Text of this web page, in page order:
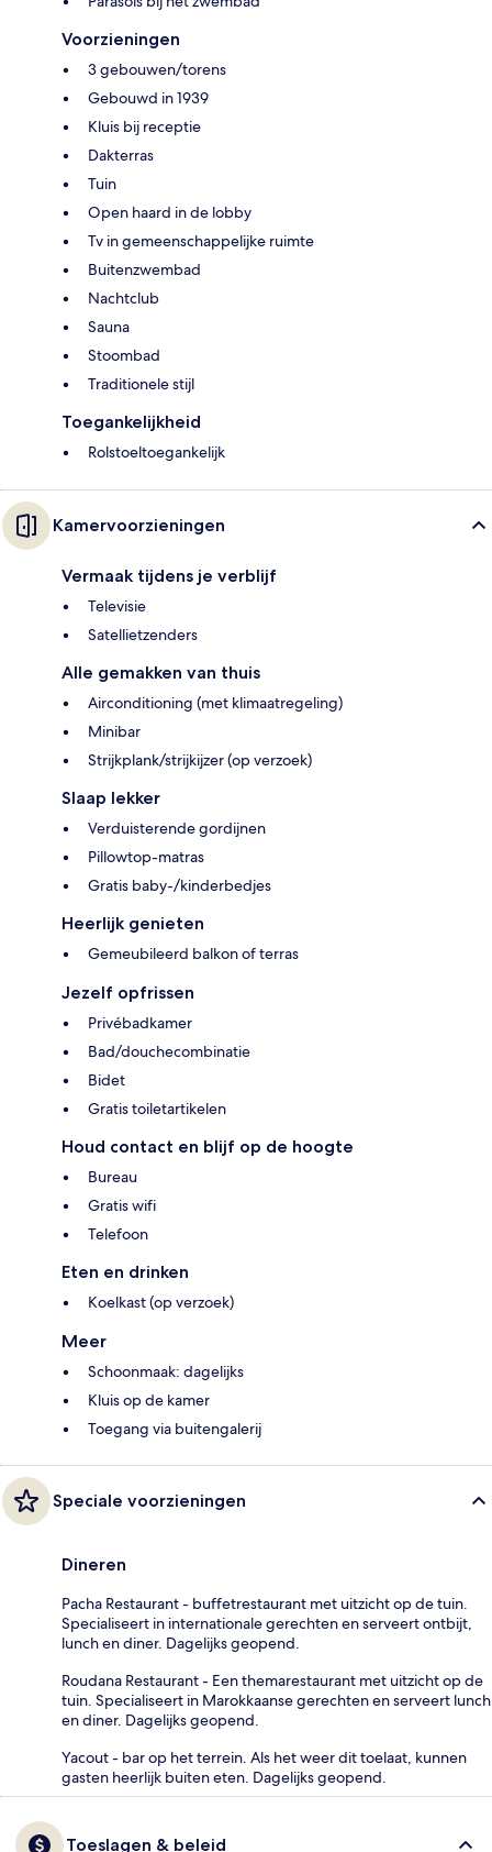
Voorzieningen
3 gebouwen/torens
Gebouwd in 1939
Kluis bij receptie
Dakterras
Tuin
Open haard in de lobby
Tv in gemeenschappelijke ruimte
Buitenzwembad
Nachtclub
Sauna
Stoombad
Traditionele stijl
Toegankelijkheid
Rolstoeltoegankelijk
Kamervoorzieningen
Vermaak tijdens je verblijf
Televisie
Satellietzenders
Alle gemakken van thuis
Airconditioning (met klimaatregeling)
Minibar
Strijkplank/strijkijzer (op verzoek)
Slaap lekker
Verduisterende gordijnen
Pillowtop-matras
Gratis baby-/kinderbedjes
Heerlijk genieten
Gemeubileerd balkon of terras
Jezelf opfrissen
Privébadkamer
Bad/douchecombinatie
Bidet
Gratis toiletartikelen
Houd contact en blijf op de hoogte
Bureau
Gratis wifi
Telefoon
Eten en drinken
Koelkast (op verzoek)
Meer
Schoonmaak: dagelijks
Kluis op de kamer
Toegang via buitengalerij
Speciale voorzieningen
Dineren
Pacha Restaurant - buffetrestaurant met uitzicht op de tuin.
Specialiseert in internationale gerechten en serveert ontbijt,
lunch en diner. Dagelijks geopend.
Roudana Restaurant - Een themarestaurant met uitzicht op de
tuin. Specialiseert in Marokkaanse gerechten en serveert lunch
en diner. Dagelijks geopend.
Yacout - bar op het terrein. Als het weer dit toelaat, kunnen
gasten heerlijk buiten eten. Dagelijks geopend.
Toeslagen & beleid